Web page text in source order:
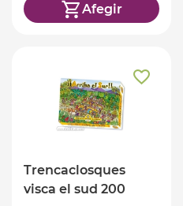
Afegir
Trencaclosques
visca el sud 200